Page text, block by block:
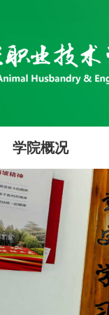
学院概况